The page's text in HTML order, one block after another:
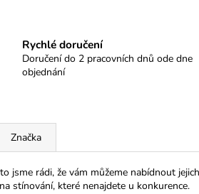
Rychlé doručení
Doručení do 2 pracovních dnů ode dne
objednání
Značka
jsme rádi, že vám můžeme nabídnout jejich
stínování, které nenajdete u konkurence.